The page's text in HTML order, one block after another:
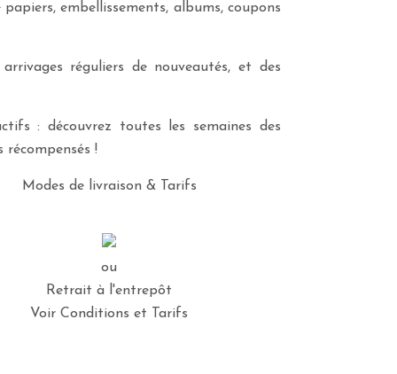
embellissements, albums, coupons
réguliers de nouveautés, et des
: découvrez toutes les semaines des
!
Modes de livraison & Tarifs
ou
Retrait à l'entrepôt
Voir Conditions et Tarifs